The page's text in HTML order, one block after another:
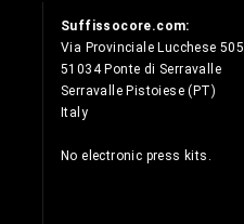
Suffissocore.com:
Via Provinciale Lucchese 505
51034 Ponte di Serravalle
Serravalle Pistoiese (PT)
Italy
No electronic press kits.